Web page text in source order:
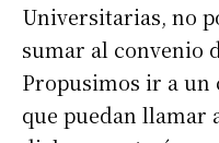
Universitarias, no
sumar al convenio
Propusimos ir a
que puedan llamar